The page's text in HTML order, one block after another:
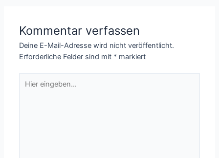
Kommentar verfassen
Deine E-Mail-Adresse wird nicht veröffentlicht.
Erforderliche Felder sind mit * markiert
eingeben…